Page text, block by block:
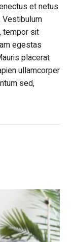
et netus
tempor sit
egestas
placerat
ullamcorper
sed,